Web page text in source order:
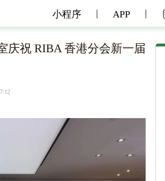
小程序 APP
庆祝 RIBA 香港分会新一届